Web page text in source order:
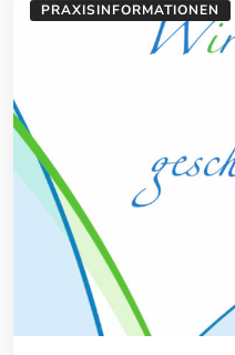
PRAXISINFORMATIONEN